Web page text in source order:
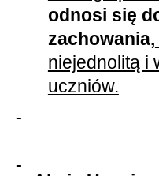
odnosi się
zachowania,
niejednolitą i
uczniów.